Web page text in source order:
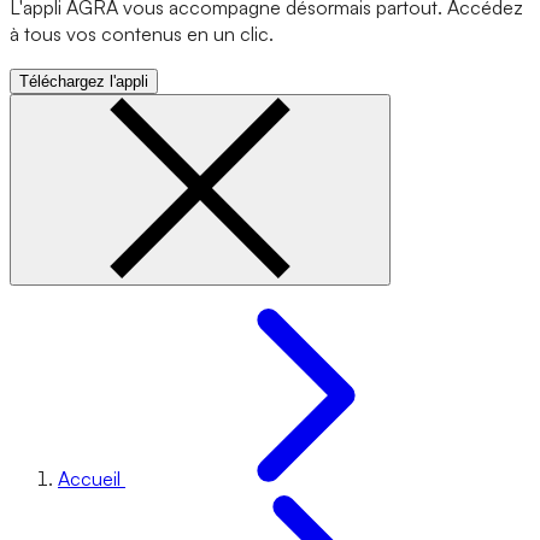
L'appli AGRA vous accompagne désormais partout. Accédez
à tous vos contenus en un clic.
Téléchargez l'appli
Accueil